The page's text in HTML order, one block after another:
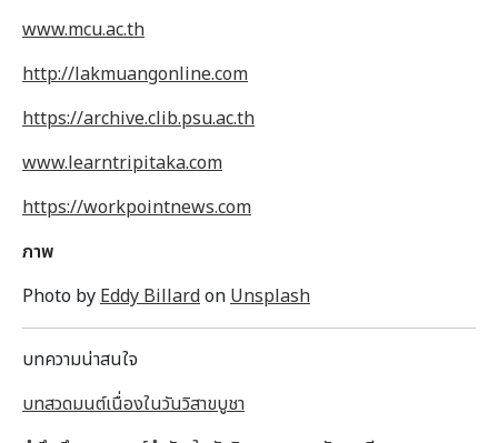
www.mcu.ac.th
http://lakmuangonline.com
https://archive.clib.psu.ac.th
www.learntripitaka.com
https://workpointnews.com
ภาพ
Photo by Eddy Billardon Unsplash
บทความน่าสนใจ
บทสวดมนต์เนื่องในวันวิสาขบูชา